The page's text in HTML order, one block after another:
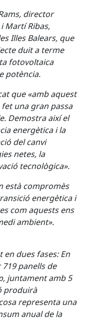
director
Martí Ribas,
Illes Balears, que
duit a terme
fotovoltaica
potència.
que «amb aquest
una gran passa
Demostra així el
energètica i la
del canvi
netes, la
tecnològica».
està compromès
energètica i
com aquests ens
ambient».
en dues fases:En
panells de
juntament amb 5
produirà
representa una
anual de la